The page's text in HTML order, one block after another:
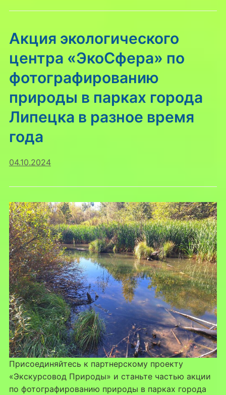
Акция экологического
центра «ЭкоСфера» по
фотографированию
природы в парках города
Липецка в разное время
года
04.10.2024
Присоединяйтесь к партнерскому проекту
«Экскурсовод Природы» и станьте частью акции
по фотографированию природы в парках города